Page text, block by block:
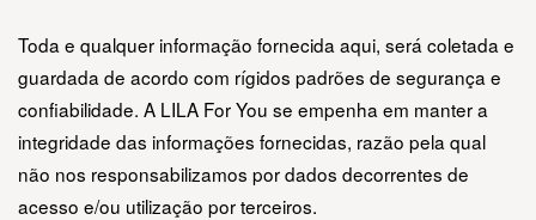
Toda e qualquer informação fornecida aqui, será coletada e
guardada de acordo com rígidos padrões de segurança e
confiabilidade. A LILA For You se empenha em manter a
integridade das informações fornecidas, razão pela qual
não nos responsabilizamos por dados decorrentes de
acesso e/ou utilização por terceiros.